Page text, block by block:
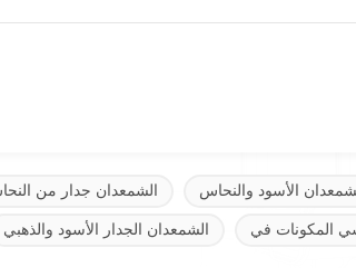
الشمعدان جدار من الأسود والنحاس
الشمعدان الجدار الأسود والذهبي المكونات في